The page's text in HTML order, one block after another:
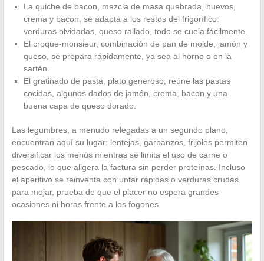
La quiche de bacon, mezcla de masa quebrada, huevos,
crema y bacon, se adapta a los restos del frigorífico:
verduras olvidadas, queso rallado, todo se cuela fácilmente.
El croque-monsieur, combinación de pan de molde, jamón y
queso, se prepara rápidamente, ya sea al horno o en la
sartén.
El gratinado de pasta, plato generoso, reúne las pastas
cocidas, algunos dados de jamón, crema, bacon y una
buena capa de queso dorado.
Las legumbres, a menudo relegadas a un segundo plano,
encuentran aquí su lugar: lentejas, garbanzos, frijoles permiten
diversificar los menús mientras se limita el uso de carne o
pescado, lo que aligera la factura sin perder proteínas. Incluso
el aperitivo se reinventa con untar rápidas o verduras crudas
para mojar, prueba de que el placer no espera grandes
ocasiones ni horas frente a los fogones.